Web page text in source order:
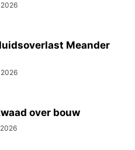
Meander
over bouw